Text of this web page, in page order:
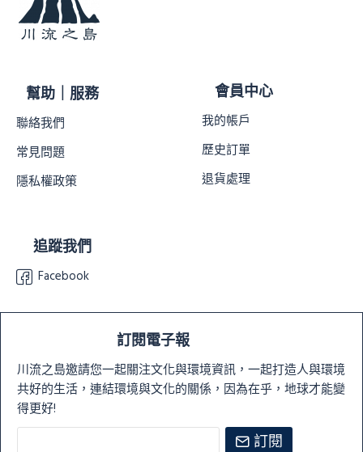
幫助｜服務
聯絡我們
常見問題
隱私權政策
會員中心
我的帳戶
歷史訂單
退貨處理
追蹤我們
Facebook
訂閱電子報
川流之島邀請您一起關注文化與環境資訊，一起打造人與環境
共好的生活，連結環境與文化的關係，因為在乎，地球才能變
得更好!
訂閱